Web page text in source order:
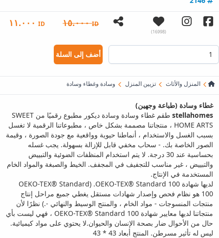
(16998)
ID١٥.٠٠٠ ID١١.٠٠٠
أضف إلى السلة
المنزل والأثاث تزيين المنزل وسادة وغطاء وسادة
غطاء وسادة (طباعة وجهين)
stellahomes
طقم غطاء وسادة وسادة ديكور مطبوع رقميًا من SWEET
HOME ARTS ، منتجاتنا مصممة بشكل خاص ، مطبوعاتنا الرقمية لا تغسل
بسبب الغسل والاستخدام ، أنماطنا حيوية وواقعية مع جودة الصورة ، وقيمة
الصور الخاصة بك. - سحاب مخفي قابل للإزالة بسهولة. يجب غسله
بحساسية عند 30 درجة. لا يتم استخدام المنظفات الضوئية والتبييض
والتبييض ، غير مناسب للتجفيف في المجفف. الخيط والصبغة والمواد الخام
المستخدمة في الإنتاج.
لديها شهادة OEKO-TEX® Standard 100. (OEKO-TEX® Standard
100 هو نظام فحص وإصدار شهادات مستقل يغطي جميع مراحل إنتاج
منتجات المنسوجات - مواد الخام ، والمنتج الوسيط والنهائي -.) نظرًا لأن
منتجاتنا لديها معايير شهادة OEKO-TEX® Standard 100 ، فهي ليست بأي
حال من الأحوال ضار بصحة الإنسان والحيوان.لا يحتوي على مواد كيميائية.
ليس له تأثير مسرطن. المنتج أبعاد 43 * 43